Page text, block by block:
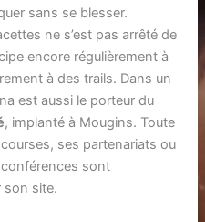
sans se blesser.
ne s’est pas arrêté de
encore régulièrement à
à des trails. Dans un
est aussi le porteur du
, implanté à Mougins. Toute
ses partenariats ou
sont
son site.